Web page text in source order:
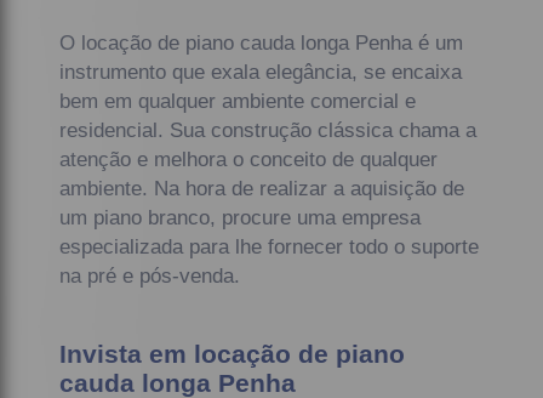
O locação de piano cauda longa Penha é um
instrumento que exala elegância, se encaixa
bem em qualquer ambiente comercial e
residencial. Sua construção clássica chama a
atenção e melhora o conceito de qualquer
ambiente. Na hora de realizar a aquisição de
um piano branco, procure uma empresa
especializada para lhe fornecer todo o suporte
na pré e pós-venda.
Invista em locação de piano
cauda longa Penha